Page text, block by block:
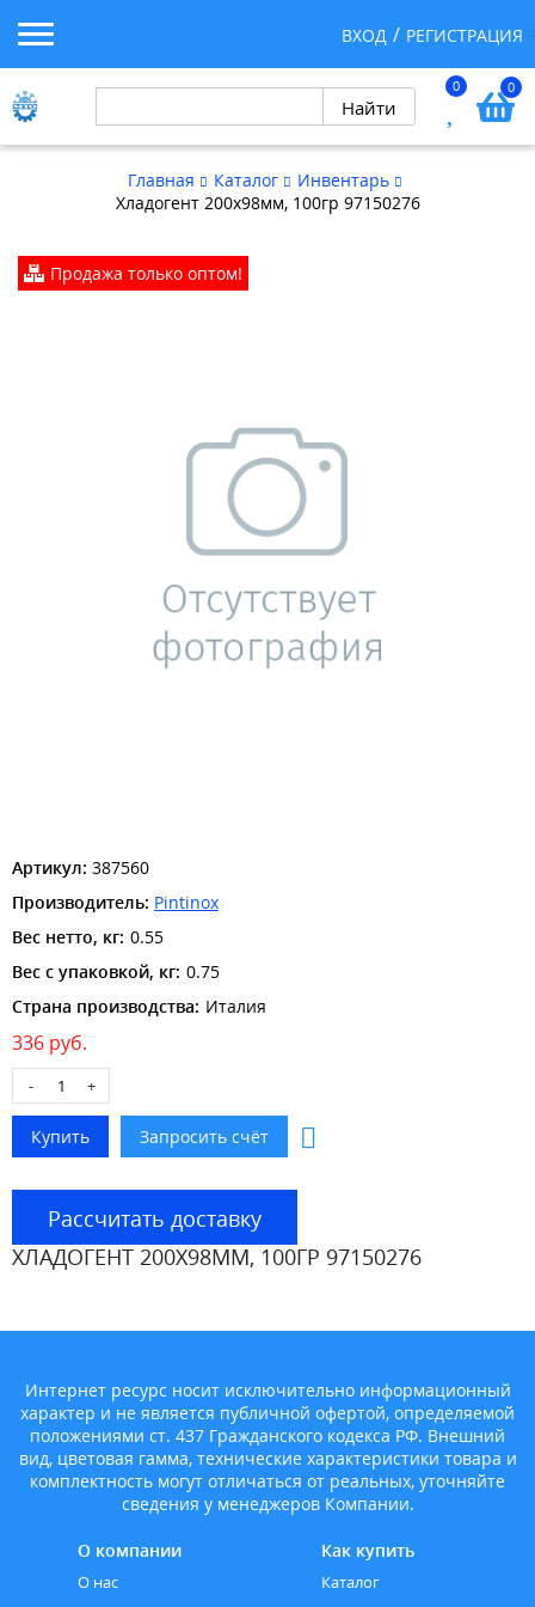
ВХОД РЕГИСТРАЦИЯ
0 0
Главная Каталог
Инвентарь
Хладогент 200х98мм, 100гр 97150276
Продажа только оптом!
Артикул: 387560
Производитель: Pintinox
Вес нетто, кг: 0.55
Вес с упаковкой, кг: 0.75
Страна производства: Италия
336 руб.
- +
Рассчитать доставку
ХЛАДОГЕНТ 200Х98ММ, 100ГР 97150276
Интернет ресурс носит исключительно информационный
характер и не является публичной офертой, определяемой
положениями ст. 437 Гражданского кодекса РФ. Внешний
вид, цветовая гамма, технические характеристики товара и
комплектность могут отличаться от реальных, уточняйте
сведения у менеджеров Компании.
О компании
О нас
Как купить
Каталог